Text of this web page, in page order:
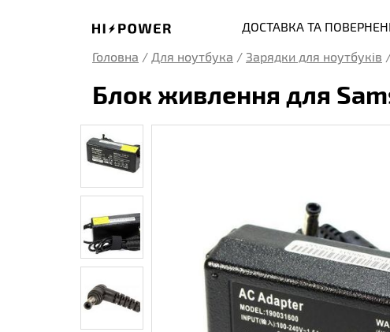
ДОСТАВКА ТА
Головна / Для ноутбука / Зарядки для ноутбуків
Блок живлення для